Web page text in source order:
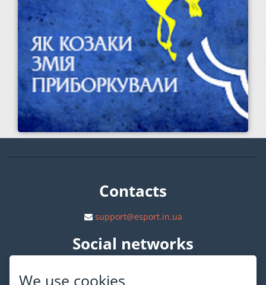
We use cookies
Contacts
support@esport.in.ua
Social networks